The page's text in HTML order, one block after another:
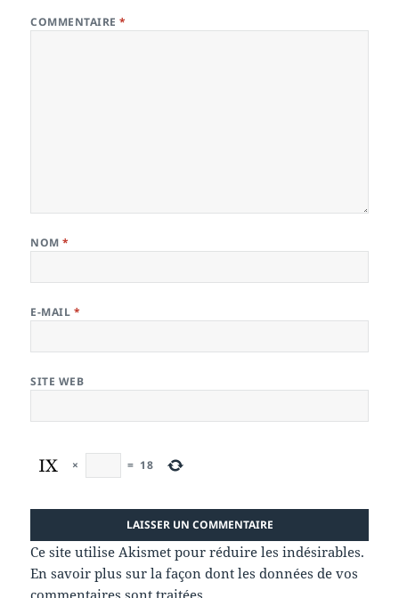
COMMENTAIRE*
NOM*
E-MAIL *
SITE WEB
× = 18
Ce site utilise Akismet pour réduire les indésirables.
En savoir plus sur la façon dont les données de vos
commentaires sont traitées